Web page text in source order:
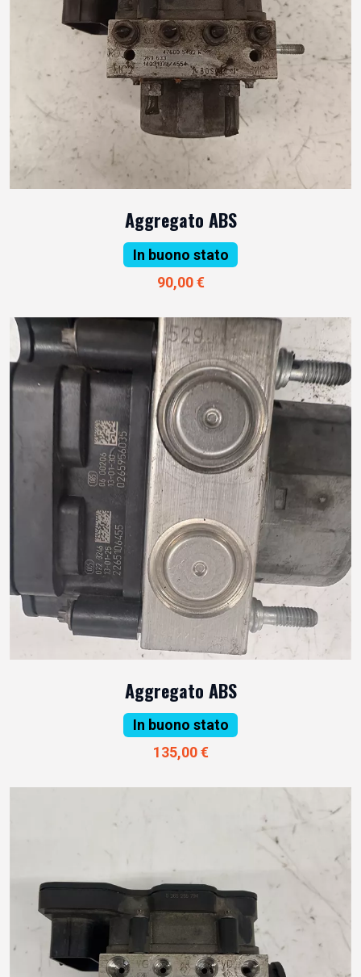
Aggregato ABS
In buono stato
90,00 €
Aggregato ABS
In buono stato
135,00 €